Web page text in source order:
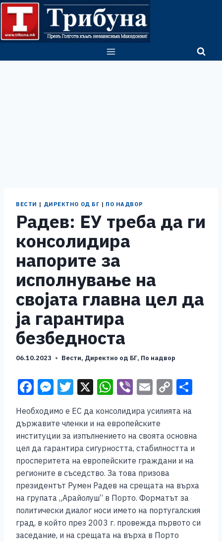
Skip
content
ВЕСТИ | ДИРЕКТНО ОД БГ | ПО НАДВОР
Радев: ЕУ треба да ги
консолидира
напорите за
исполнување на
својата главна цел да
ја гарантира
безбедноста
06.10.2023 Вести, Директно од БГ, По надвор
F
a
c
e
b
o
o
k
M
ss
e
n
g
er
T
wi
tt
er
X W
at
s
A
p
p
Vi
er
E
ai
l
C
p
y
Li
n
k
e
Необходимо е ЕС да консолидира усилията на
държавите членки и на европейските
институции за изпълнението на своята основна
цел да гарантира сигурността, стабилността и
просперитета на европейските граждани и на
регионите в съседство. За това призова
президентът Румен Радев на срещата на върха
на групата „Арайолуш“ в Порто. Форматът за
политически диалог носи името на португалския
град, в който през 2003 г. провежда първото си
заседание, и на срещата на върха в Порто